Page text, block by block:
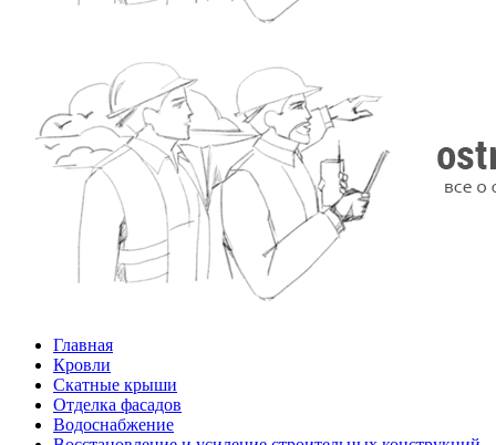
Главная
Кровли
Скатные крыши
Отделка фасадов
Водоснабжение